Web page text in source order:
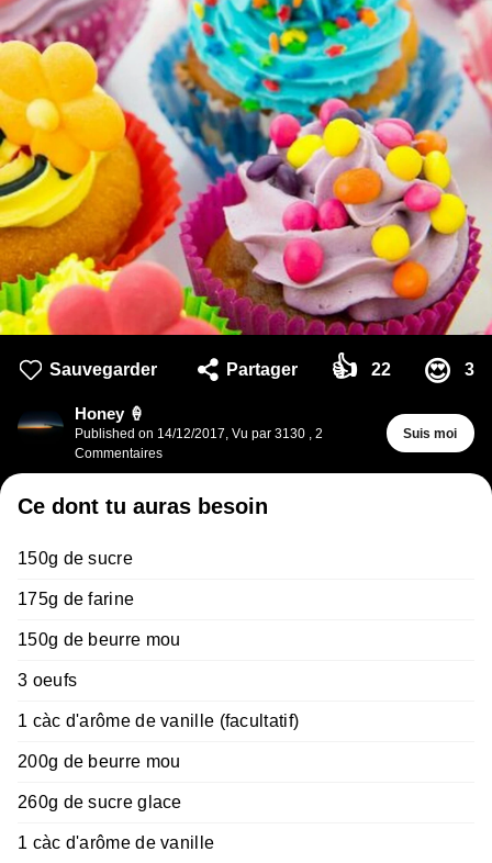
Sauvegarder Partager 👍 22 😍 3
Honey 🍦
Published on 14/12/2017 Vu par 3130
2
Commentaires
Suis moi
Ce dont tu auras besoin
150g de sucre
175g de farine
150g de beurre mou
3 oeufs
1 càc d'arôme de vanille (facultatif)
200g de beurre mou
260g de sucre glace
1 càc d'arôme de vanille